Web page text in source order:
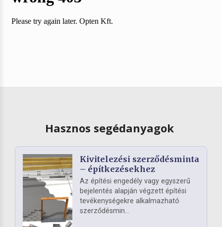
Hasznos segédanyagok
Kivitelezési szerződésminta
– építkezésekhez
Az építési engedély vagy egyszerű
bejelentés alapján végzett építési
tevékenységekre alkalmazható
szerződésmin...